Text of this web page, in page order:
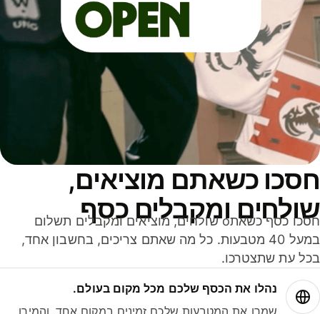
כשאתם מוציאים,
ומקבלים כסף
חסכו כסף כשאתo שולחים, מוציאים ומקבלים תשלום
במעל 40 מטבעות. כל מה שאתם צריכים, בחשבון אחד,
עת שתצטרכו.
נהלו את הכסף שלכם מכל מקום בעולם.